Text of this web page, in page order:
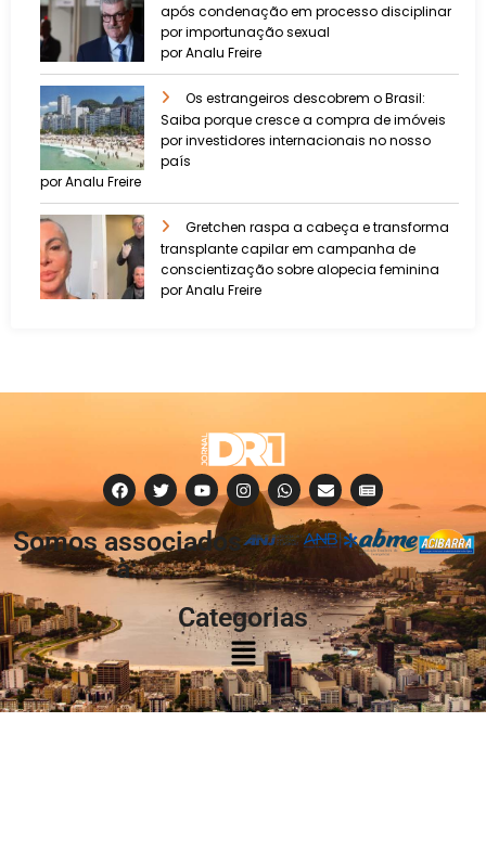
após condenação em processo disciplinar
por importunação sexual
por Analu Freire
Os estrangeiros descobrem o Brasil:
Saiba porque cresce a compra de imóveis
por investidores internacionais no nosso
país
por Analu Freire
Gretchen raspa a cabeça e transforma
transplante capilar em campanha de
conscientização sobre alopecia feminina
por Analu Freire
Somos associados
à:
Categorias